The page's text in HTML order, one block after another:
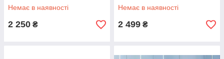
Немає в наявності
2 250 ₴
Немає в наявності
2 499 ₴